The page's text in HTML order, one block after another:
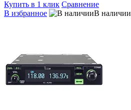
Купить в 1 клик Сравнение
В избранное
В наличии